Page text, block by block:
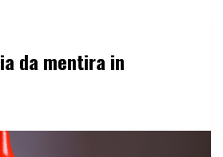
da mentira in